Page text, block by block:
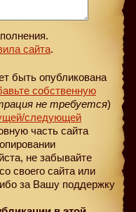
сайта.
быть опубликована
собственную
не требуется)
/следующей
часть сайта
не забывайте
своего сайта или
за Вашу поддержку